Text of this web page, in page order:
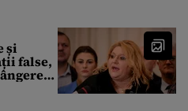
și
false,